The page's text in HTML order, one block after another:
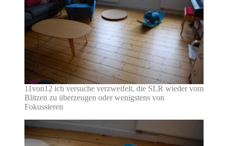
11von12 ich versuche verzweifelt, die SLR wieder vom
Blitzen zu überzeugen oder wenigstens von
Fokussieren